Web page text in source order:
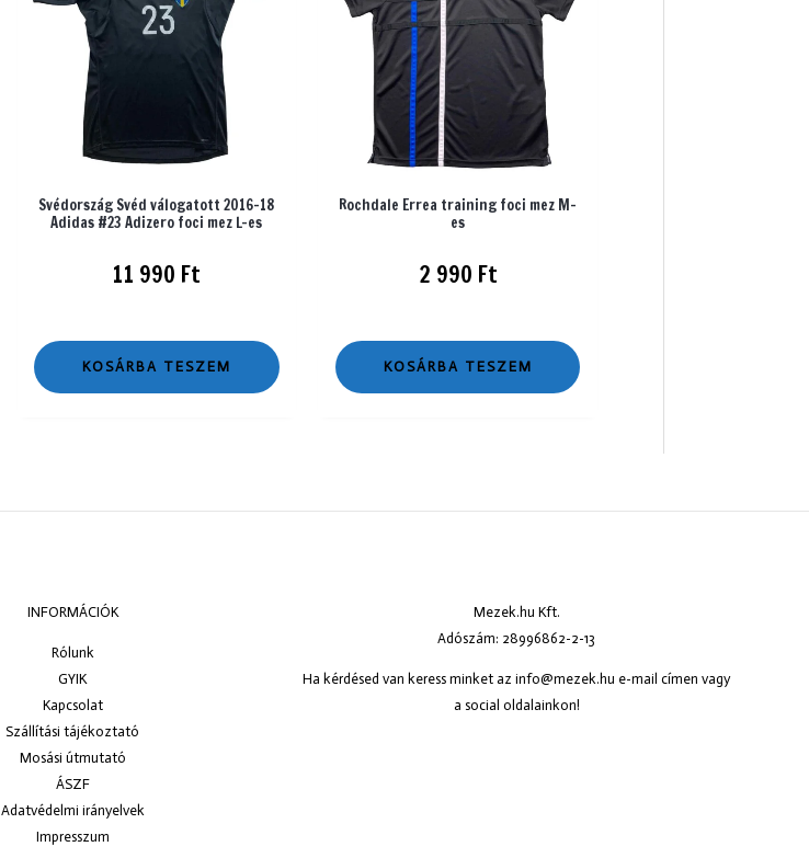
Svédország Svéd válogatott 2016-18
Adidas #23 Adizero foci mez L-es
11 990 Ft
KOSÁRBA TESZEM
Rochdale Errea training foci mez M-
es
2 990 Ft
KOSÁRBA TESZEM
INFORMÁCIÓK
Rólunk
GYIK
Kapcsolat
Szállítási tájékoztató
Mosási útmutató
ÁSZF
Adatvédelmi irányelvek
Impresszum
Mezek.hu Kft.
Adószám: 28996862-2-13
Ha kérdésed van keress minket az info@mezek.hu e-mail címen vagy
a social oldalainkon!